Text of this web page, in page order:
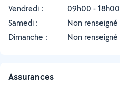
Vendredi :
09h00 - 18h00
Samedi :
Non renseigné
Dimanche :
Non renseigné
Assurances